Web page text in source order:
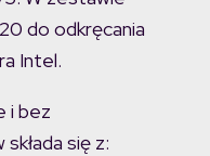
do odkręcania
Intel.
i bez
się z: